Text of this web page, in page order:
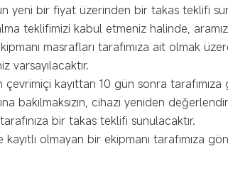
yeni bir fiyat üzerinden bir takas teklifi
teklifimizi kabul etmeniz halinde,
masrafları tarafımıza ait olmak
varsayılacaktır.
kayıttan 10 gün sonra
cihazı yeniden
bir takas teklifi sunulacaktır.
olmayan bir ekipmanı tarafımıza